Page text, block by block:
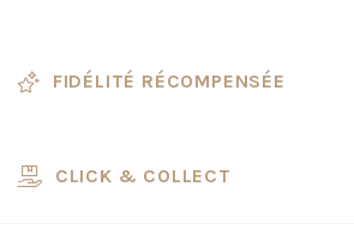
FIDÉLITÉ RÉCOMPENSÉE
CLICK & COLLECT